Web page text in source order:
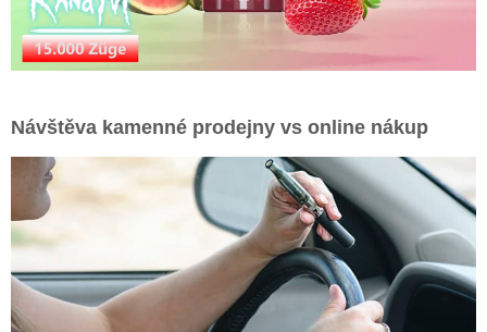
Návštěva kamenné prodejny vs online nákup